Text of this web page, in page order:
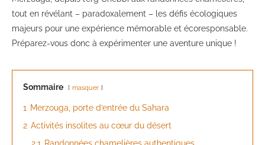
tout en révélant – paradoxalement – les défis écologiques
majeurs pour une expérience mémorable et écoresponsable.
Préparez-vous donc à expérimenter une aventure unique !
Sommaire masquer
1 Merzouga, porte d’entrée du Sahara
2 Activités insolites au cœur du désert
2.1 Randonnées chamelières authentiques